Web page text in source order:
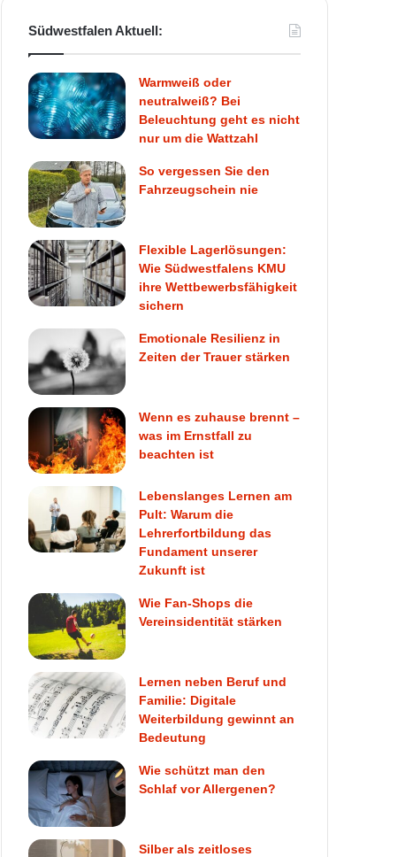
Südwestfalen Aktuell:
Warmweiß oder
neutralweiß? Bei
Beleuchtung geht es nicht
nur um die Wattzahl
So vergessen Sie den
Fahrzeugschein nie
Flexible Lagerlösungen:
Wie Südwestfalens KMU
ihre Wettbewerbsfähigkeit
sichern
Emotionale Resilienz in
Zeiten der Trauer stärken
Wenn es zuhause brennt –
was im Ernstfall zu
beachten ist
Lebenslanges Lernen am
Pult: Warum die
Lehrerfortbildung das
Fundament unserer
Zukunft ist
Wie Fan-Shops die
Vereinsidentität stärken
Lernen neben Beruf und
Familie: Digitale
Weiterbildung gewinnt an
Bedeutung
Wie schützt man den
Schlaf vor Allergenen?
Silber als zeitloses